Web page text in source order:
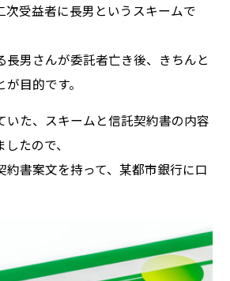
次受益者に長男というスキームで
長男さんが委託者亡き後、きちんと
目的です。
いた、スキームと信託契約書の内容
たので、
約書案文を持って、某都市銀行に口